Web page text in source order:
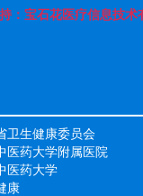
：宝石花医疗信息技术
卫生健康委员会
医药大学附属医院
医药大学
康